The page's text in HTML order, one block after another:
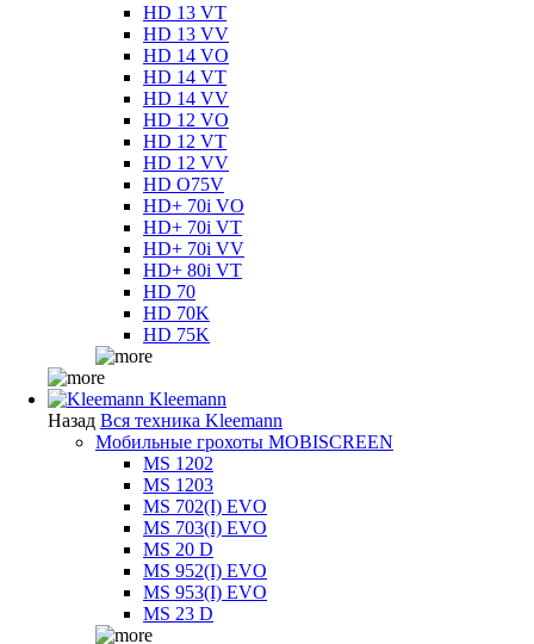
HD 13 VT
HD 13 VV
HD 14 VO
HD 14 VT
HD 14 VV
HD 12 VO
HD 12 VT
HD 12 VV
HD O75V
HD+ 70i VO
HD+ 70i VT
HD+ 70i VV
HD+ 80i VT
HD 70
HD 70K
HD 75K
Kleemann
Назад Вся техника Kleemann
Мобильные грохоты MOBISCREEN
MS 1202
MS 1203
MS 702(I) EVO
MS 703(I) EVO
MS 20 D
MS 952(I) EVO
MS 953(I) EVO
MS 23 D